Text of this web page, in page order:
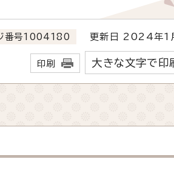
番号1004180 更新日 2024年1
印刷 大きな文字で印